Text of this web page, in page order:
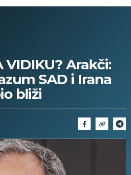
VIDIKU? Arakči:
SAD i Irana
bliži